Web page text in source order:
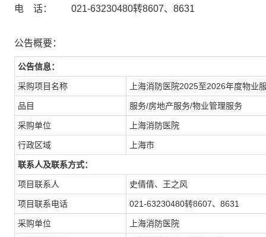
电 话： 021-63230480转8607、8631
公告概要：
公告信息：
采购项目名称 上海消防医院2025至2026年度物业
品目 服务/房地产服务/物业管理服务
采购单位 上海消防医院
行政区域 上海市
联系人及联系方式：
项目联系人 史倩倩、王之风
项目联系电话 021-63230480转8607、8631
采购单位 上海消防医院